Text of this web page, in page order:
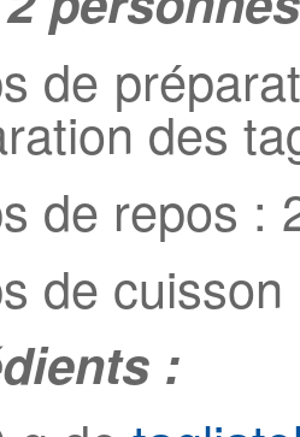
de
des
de repos :
de
: